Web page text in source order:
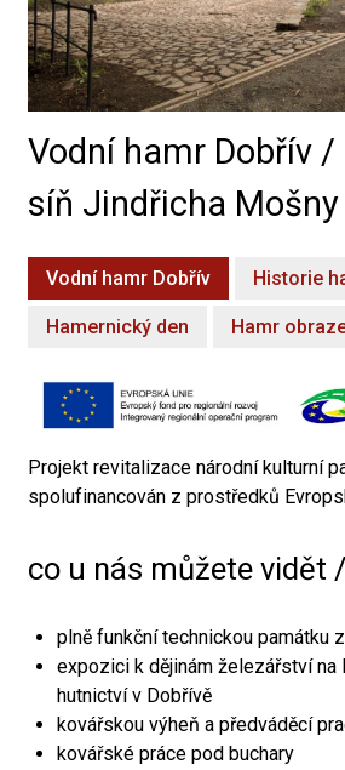
Vodní hamr Dobřív
síň Jindřicha Mošny
Vodní hamr Dobřív Historie
Hamernický den Hamr
Projekt revitalizace národní kulturní
spolufinancován z prostředků
co u nás můžete vidět
plně funkční technickou památku
expozici k dějinám železářství na
hutnictví v Dobřívě
kovářskou výheň a předváděcí
kovářské práce pod buchary